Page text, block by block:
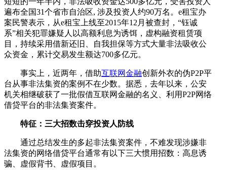
遍布全国31个省市自治区, 涉及投资人约90万名。e租宝办
案民警表示，从e租宝上线至2015年12月被查封，“钰诚
系”相关犯罪嫌疑人以高额利息为诱饵，虚构融资租赁项
目，持续采用借新还旧、自我担保等方式大量非法吸收公
众资金，累计交易发生额达700多亿元。
事实上，近两年，借助互联网金融创新外衣的伪P2P平
台从事非法集资的案例不在少数。据悉，去年以来，公安
机关相继破获了一批假借互联网金融的名义、利用P2P网络
借贷平台的非法集资案件。
特征：三大招数击穿投资人防线
通过总结发生的多起非法集资案件，不难发现涉嫌非
法集资的网络借贷平台通常有以下三大惯用招数：高息诱
骗、虚假背书、虚假项目。